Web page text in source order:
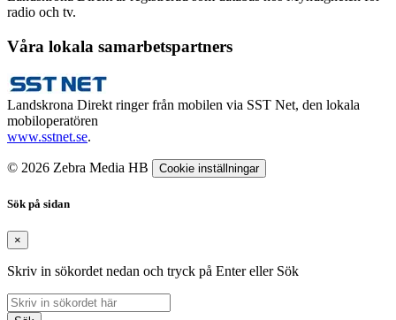
radio och tv.
Våra lokala samarbetspartners
Landskrona Direkt ringer från mobilen via SST Net, den lokala
mobiloperatören
www.sstnet.se.
© 2026 Zebra Media HB Cookie inställningar
Sök på sidan
×
Skriv in sökordet nedan och tryck på Enter eller Sök